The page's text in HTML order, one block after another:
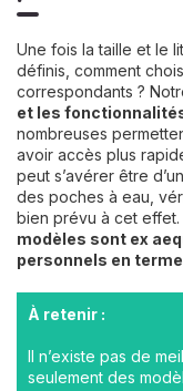
Une fois la taille et le
définis, comment
correspondants ?
et les
nombreuses
avoir accès plus
peut s’avérer être
des poches à eau,
bien prévu à cet effet.
modèles sont ex
personnels en
À retenir :
Il n’existe pas de
seulement des